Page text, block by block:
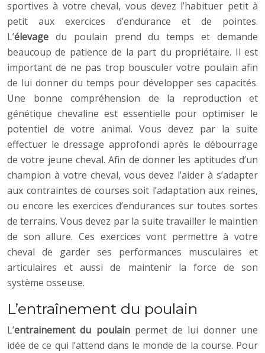
sportives à votre cheval, vous devez l’habituer petit à
petit aux exercices d’endurance et de pointes.
L’élevage du poulain prend du temps et demande
beaucoup de patience de la part du propriétaire. Il est
important de ne pas trop bousculer votre poulain afin
de lui donner du temps pour développer ses capacités.
Une bonne compréhension de la reproduction et
génétique chevaline est essentielle pour optimiser le
potentiel de votre animal. Vous devez par la suite
effectuer le dressage approfondi après le débourrage
de votre jeune cheval. Afin de donner les aptitudes d’un
champion à votre cheval, vous devez l’aider à s’adapter
aux contraintes de courses soit l’adaptation aux reines,
ou encore les exercices d’endurances sur toutes sortes
de terrains. Vous devez par la suite travailler le maintien
de son allure. Ces exercices vont permettre à votre
cheval de garder ses performances musculaires et
articulaires et aussi de maintenir la force de son
système osseuse.
L’entraînement du poulain
L’entrainement du poulainpermet de lui donner une
idée de ce qui l’attend dans le monde de la course. Pour